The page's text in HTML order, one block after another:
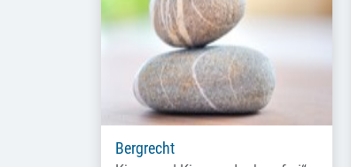
Bergrecht